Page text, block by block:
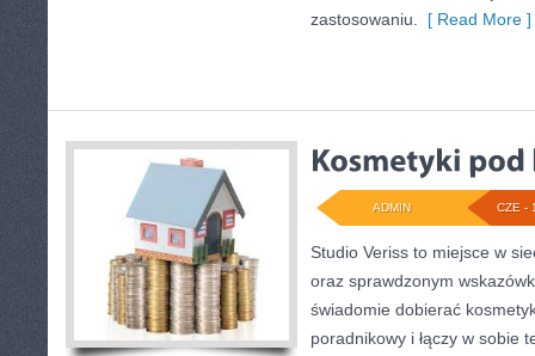
zastosowaniu.
[ Read More ]
CZE -
ADMIN
Studio Veriss to miejsce w
oraz sprawdzonym
świadomie dobierać
poradnikowy i łączy w sobie